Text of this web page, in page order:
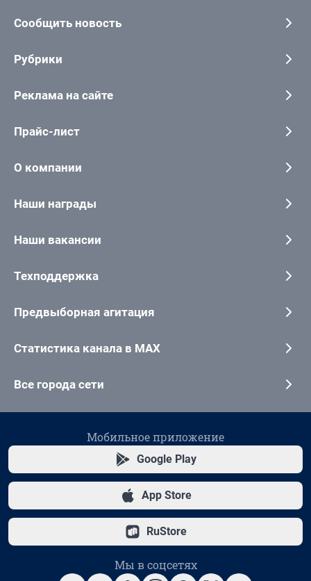
Сообщить новость
Рубрики
Реклама на сайте
Прайс-лист
О компании
Наши награды
Наши вакансии
Техподдержка
Предвыборная агитация
Статистика канала в MAX
Все города сети
Мобильное приложение
Google Play
App Store
RuStore
Мы в соцсетях